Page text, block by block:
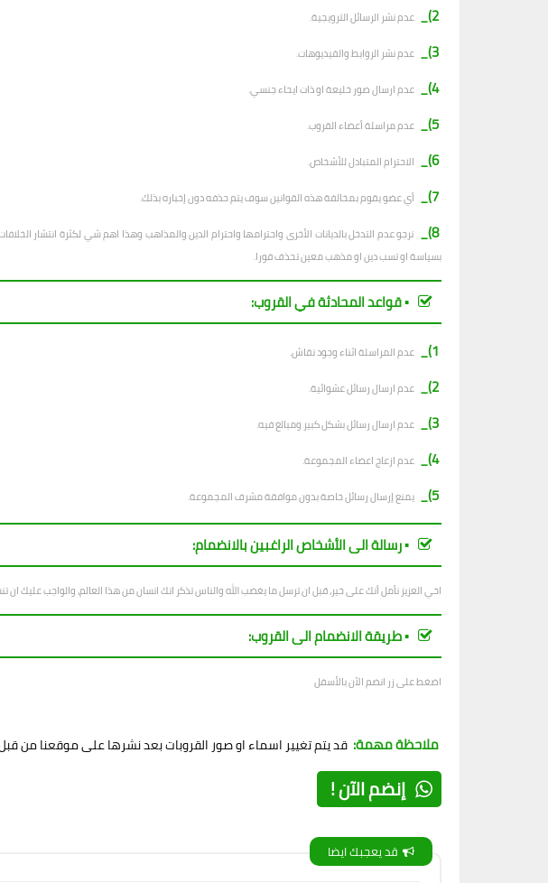
2)_ عدم نشر الرسائل الترويجية.
3)_ عدم نشر الروابط والفيديوهات.
4)_ عدم ارسال صور خليعة او ذات ايحاء جنسي.
5)_ عدم مراسلة أعضاء القروب.
6)_ الاحترام المتبادل للأشخاص.
7)_ أي عضو يقوم بمخالفة هذه القوانين سوف يتم حذفه دون إخباره بذلك.
8)_
نرجو عدم التدخل بالديانات الأخرى واحترامها واحترام الدين والمذاهب وهذا اهم شي لكثرة انتشار
بسياسة او تسب دين او مذهب معين تحذف فورا.
▪︎ قواعد المحادثة في القروب:
1)_
عدم المراسلة اثناء وجود نقاش.
2)_ عدم ارسال رسائل عشوائية.
3)_ عدم ارسال رسائل بشكل كبير ومبالغ فيه.
4)_ عدم ازعاج اعضاء المجموعة.
5)_ يمنع إرسال رسائل خاصة بدون موافقة مشرف المجموعة.
▪︎ رسالة الى الأشخاص الراغبين بالانضمام:
اخي العزيز نأمل أنك على خير، قبل ان ترسل ما يغضب الله والناس تذكر انك انسان من هذا العالم، والواجب عليك
▪︎ طريقة الانضمام الى القروب:
اضغط على زر انضم الآن بالأسفل
ملاحظة مهمة: قد يتم تغيير اسماء او صور القروبات بعد نشرها على موقعنا من
إنضم الآن !
قد يعجبك ايضا